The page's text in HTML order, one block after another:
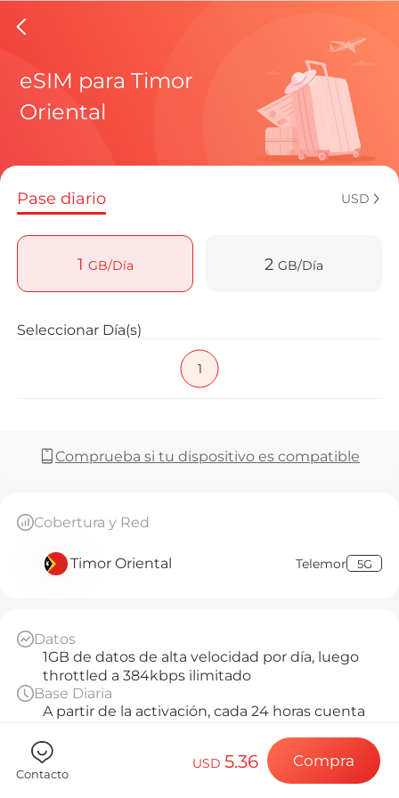
eSIMs
Planes
¿Cómo
Ventajas
Preguntas
Elija su
Instale su
Disfrute de su
Conexión a
eSIM para Timor
Oriental
Pase diario USD
1 GB/Día 2 GB/Día
Seleccionar Día(s)
1
Comprueba si tu dispositivo es compatible
Cobertura y Red
Timor Oriental Telemor 5G
Datos
1GB de datos de alta velocidad por día, luego
throttled a 384kbps ilimitado
Base Diaria
A partir de la activación, cada 24 horas cuenta
Servicio del Plan
Solo datos
Activación
Contacto
USD5.36 Compra